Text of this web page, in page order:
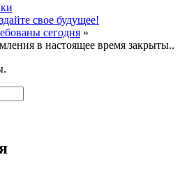
свое будущее!
сегодня »
в настоящее время закрыты..